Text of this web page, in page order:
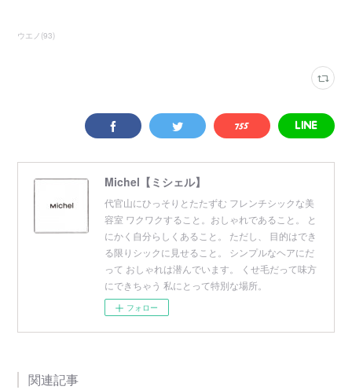
ウエノ (93)
Michel【ミシェル】
代官山にひっそりとたたずむ フレンチシックな美
容室 ワクワクすること。おしゃれであること。 と
にかく自分らしくあること。 ただし、 目的はでき
る限りシックに見せること。 シンプルなヘアにだ
って おしゃれは潜んでいます。 くせ毛だって味方
にできちゃう 私にとって特別な場所。
フォロー
関連記事